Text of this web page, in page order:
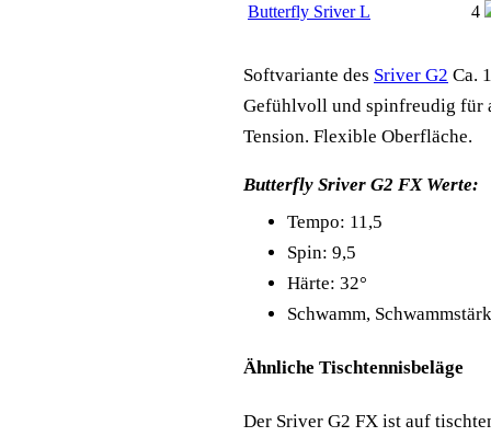
Butterfly Sriver L 4
Softvariante des Sriver G2 Ca.
Gefühlvoll und spinfreudig für
Tension. Flexible Oberfläche.
Butterfly Sriver G2 FX Werte:
Tempo: 11,5
Spin: 9,5
Härte: 32°
Schwamm,
Ähnliche Tischtennisbeläge
Der Sriver G2 FX ist auf